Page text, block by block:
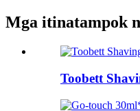
Mga itinatampok
Toobett